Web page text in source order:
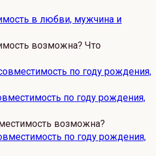
в любви, мужчина и
возможна? Что
по году рождения,
возможна?